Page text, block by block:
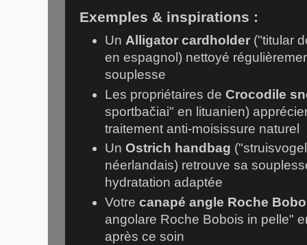
Exemples & inspirations :
Un Alligator cardholder ("titular
en espagnol) nettoyé
souplesse
Les propriétaires deCrocodile
sportbačiai" en lituanien)
traitement anti-moisissure naturel
UnOstrich handbag
néerlandais) retrouve sa
hydratation adaptée
Votrecanapé angle Roche
angolare Roche Bobois in pelle"
après ce soin